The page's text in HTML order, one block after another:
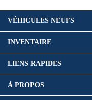
VÉHICULES NEUFS
INVENTAIRE
LIENS RAPIDES
À PROPOS